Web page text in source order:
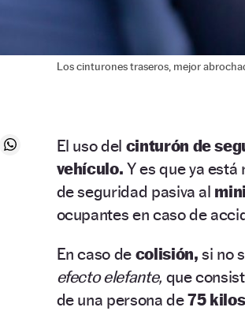
Los cinturones traseros, mejor
El uso del cinturón de
vehículo. Y es que ya
de seguridad pasiva al
ocupantes en caso de
En caso de colisión, si no
efecto elefante, que
de una persona de75 kilos